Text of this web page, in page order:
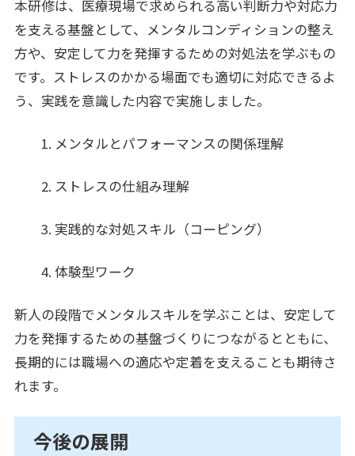
本研修は、医療現場で求められる高い判断力や対応力
を支える基盤として、メンタルコンディションの整え
方や、安定して力を発揮するための対処法を学ぶもの
です。ストレスのかかる場面でも適切に対応できるよ
う、実践を意識した内容で実施しました。
1. メンタルとパフォーマンスの関係理解
2. ストレスの仕組み理解
3. 実践的な対処スキル（コーピング）
4. 体験型ワーク
新人の段階でメンタルスキルを学ぶことは、安定して
力を発揮するための基盤づくりにつながるとともに、
長期的には職場への適応や定着を支えることも期待さ
れます。
今後の展開